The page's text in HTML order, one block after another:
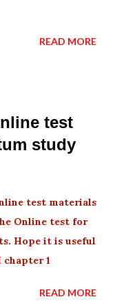
READ MORE
test
study
test materials
Online test for
Hope it is useful
1
READ MORE